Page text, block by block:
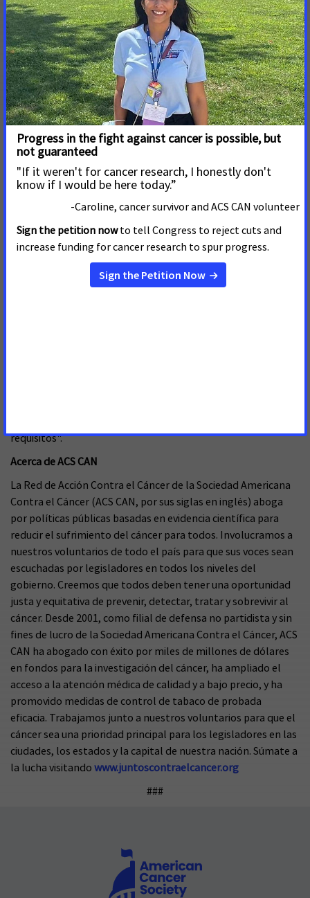
entre perder su cobertura de Medicaid, trabajar las 80 horas
mensuales exigidas o dejar de trabajar por completo para
poder cumplir los requisitos para una exención.
"Además, esta norma limita la capacidad de los estados para
aceptar la autodeclaración, o “autocertificación”, de datos
clave sobre la situación laboral o la fragilidad médica a partir
de 2028. Con esta decisión, los CMS están imponiendo una
carga adicional de documentación y dificultades logísticas a
las personas que necesitan inscribirse o mantener su
cobertura, así como a los profesionales de salud que ya se
encuentran sobrecargados de trabajo. El cáncer no esperará
agencias gubernamentales a nivel federal y estatal, incluso a
través del periodo de comentarios públicos, para minimizar
el perjuicio entre nuestra población de pacientes, y cualquier
persona que necesite pruebas de detección del cáncer y
requisitos".
Acerca de ACS CAN
La Red de Acción Contra el Cáncer de la Sociedad Americana
Contra el Cáncer (ACS CAN, por sus siglas en inglés) aboga
por políticas públicas basadas en evidencia científica para
reducir el sufrimiento del cáncer para todos. Involucramos a
nuestros voluntarios de todo el país para que sus voces sean
escuchadas por legisladores en todos los niveles del
gobierno. Creemos que todos deben tener una oportunidad
justa y equitativa de prevenir, detectar, tratar y sobrevivir al
cáncer. Desde 2001, como filial de defensa no partidista y sin
fines de lucro de la Sociedad Americana Contra el Cáncer, ACS
CAN ha abogado con éxito por miles de millones de dólares
en fondos para la investigación del cáncer, ha ampliado el
acceso a la atención médica de calidad y a bajo precio, y ha
promovido medidas de control de tabaco de probada
eficacia. Trabajamos junto a nuestros voluntarios para que el
cáncer sea una prioridad principal para los legisladores en las
ciudades, los estados y la capital de nuestra nación. Súmate a
la lucha visitando www.juntoscontraelcancer.org
###